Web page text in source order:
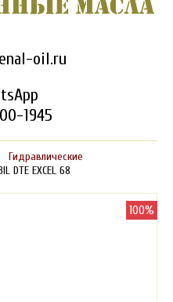
oil.ru
1945
Гидравлические
DTE EXCEL 68
100%
100%